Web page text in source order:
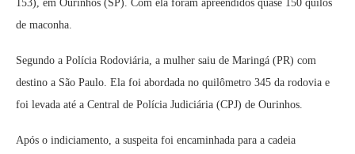
153), em Ourinhos (SP). Com ela foram apreendidos quase 150 quilos
de maconha.
Segundo a Polícia Rodoviária, a mulher saiu de Maringá (PR) com
destino a São Paulo. Ela foi abordada no quilômetro 345 da rodovia e
foi levada até a Central de Polícia Judiciária (CPJ) de Ourinhos.
Após o indiciamento, a suspeita foi encaminhada para a cadeia